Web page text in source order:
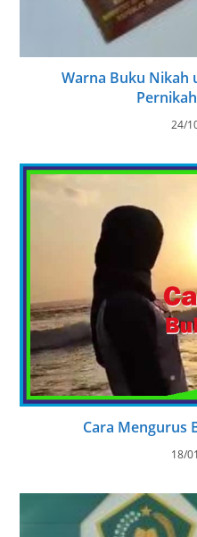
Warna Buku Nikah
24/
Cara Mengurus
18/